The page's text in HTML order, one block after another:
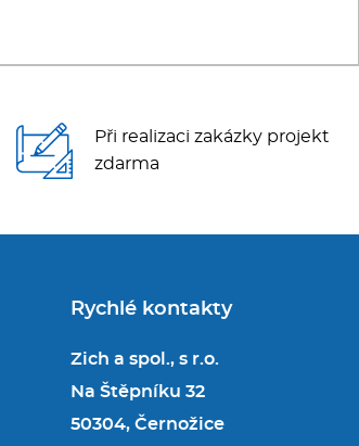
Při realizaci zakázky projekt
zdarma
Rychlé kontakty
Zich a spol., s r.o.
Na Štěpníku 32
50304, Černožice